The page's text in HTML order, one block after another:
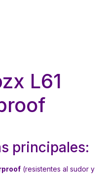
L61
principales:
(resistentes al sudor y